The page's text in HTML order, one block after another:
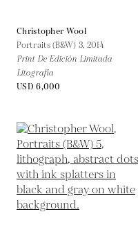
Christopher Wool
Portraits (B&W) 3, 2014
Print De Edición Limitada
Litografía
USD 6,000